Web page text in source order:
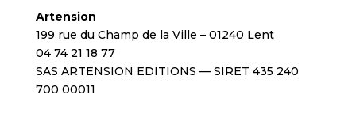
Artension
199 rue du Champ de la Ville – 01240 Lent
04 74 21 18 77
SAS ARTENSION EDITIONS — SIRET 435 240
700 00011